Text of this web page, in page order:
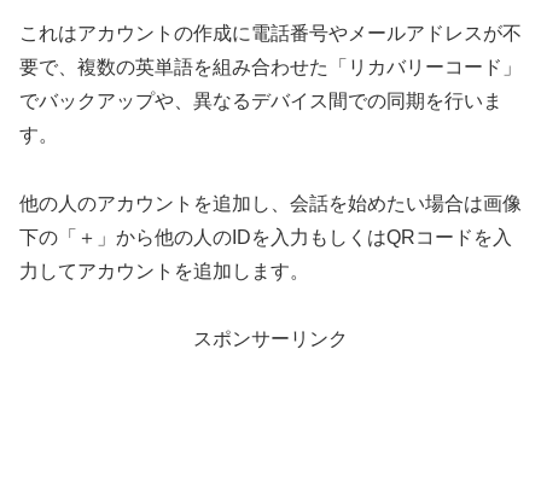
これはアカウントの作成に電話番号やメールアドレスが不
要で、複数の英単語を組み合わせた「リカバリーコード」
でバックアップや、異なるデバイス間での同期を行いま
す。
他の人のアカウントを追加し、会話を始めたい場合は画像
下の「＋」から他の人のIDを入力もしくはQRコードを入
力してアカウントを追加します。
スポンサーリンク